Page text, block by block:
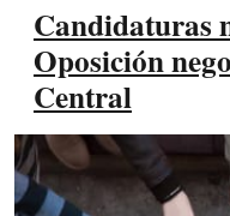
Candidaturas
Oposición
Central